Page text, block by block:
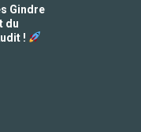
Gindre
du
!